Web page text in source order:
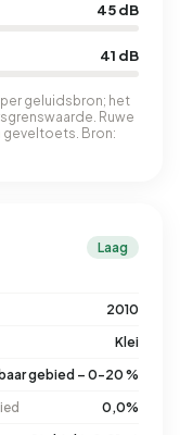
45 dB
41 dB
geluidsbron; het
Ruwe
geveltoets. Bron:
Laag
2010
Klei
gebied – 0-20 %
0,0%